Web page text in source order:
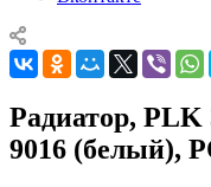
Радиатор, PLK
9016 (белый),